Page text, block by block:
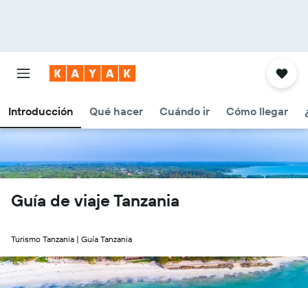
Introducción Qué hacer Cuándo ir Cómo llegar
Guía de viaje Tanzania
Turismo Tanzania | Guía Tanzania